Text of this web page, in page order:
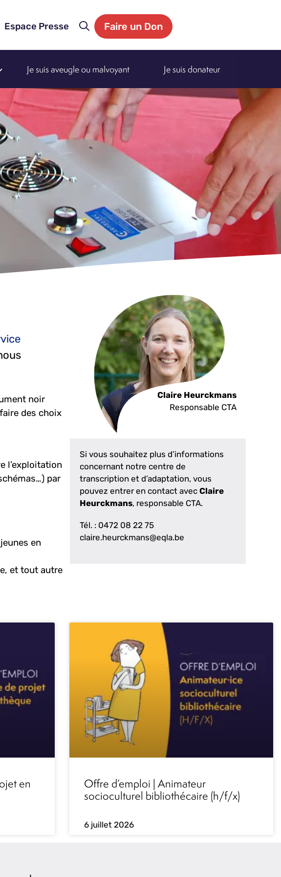
Espace Presse Faire un Don
Je suis aveugle ou malvoyant Je suis donateur
noir
des choix
l’exploitation
par
en
et tout autre
Claire Heurckmans
Responsable CTA
Si vous souhaitez plus d’informations
concernant notre centre de
transcription et d’adaptation, vous
pouvez entrer en contact avec Claire
Heurckmans, responsable CTA.
Tél. : 0472 08 22 75
claire.heurckmans@eqla.be
en
Offre d’emploi | Animateur
socioculturel bibliothécaire (h/f/x)
6 juillet 2026